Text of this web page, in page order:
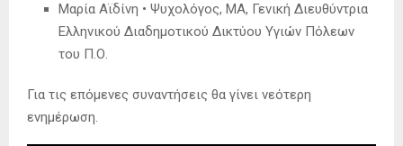
Μαρία Αϊδίνη • Ψυχολόγος, MA, Γενική Διευθύντρια
Ελληνικού Διαδημοτικού Δικτύου Υγιών Πόλεων
του Π.Ο.
Για τις επόμενες συναντήσεις θα γίνει νεότερη
ενημέρωση.